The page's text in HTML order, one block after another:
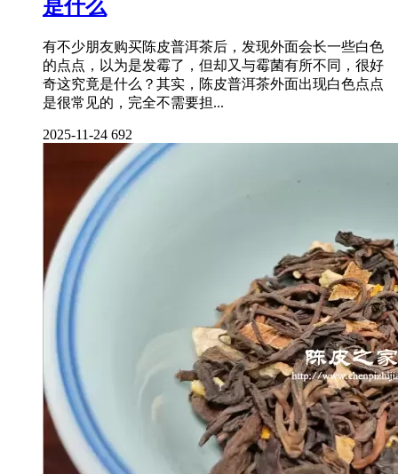
是什么
有不少朋友购买陈皮普洱茶后，发现外面会长一些白色
的点点，以为是发霉了，但却又与霉菌有所不同，很好
奇这究竟是什么？其实，陈皮普洱茶外面出现白色点点
是很常见的，完全不需要担...
2025-11-24 692